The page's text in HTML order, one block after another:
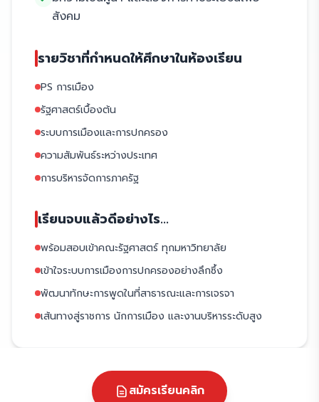
สังคม
รายวิชาที่กำหนดให้ศึกษาในห้องเรียน
PS การเมือง
รัฐศาสตร์เบื้องต้น
ระบบการเมืองและการปกครอง
ความสัมพันธ์ระหว่างประเทศ
การบริหารจัดการภาครัฐ
เรียนจบแล้วดีอย่างไร...
พร้อมสอบเข้าคณะรัฐศาสตร์ ทุกมหาวิทยาลัย
เข้าใจระบบการเมืองการปกครองอย่างลึกซึ้ง
พัฒนาทักษะการพูดในที่สาธารณะและการเจรจา
เส้นทางสู่ราชการ นักการเมือง และงานบริหารระดับสูง
สมัครเรียนคลิก